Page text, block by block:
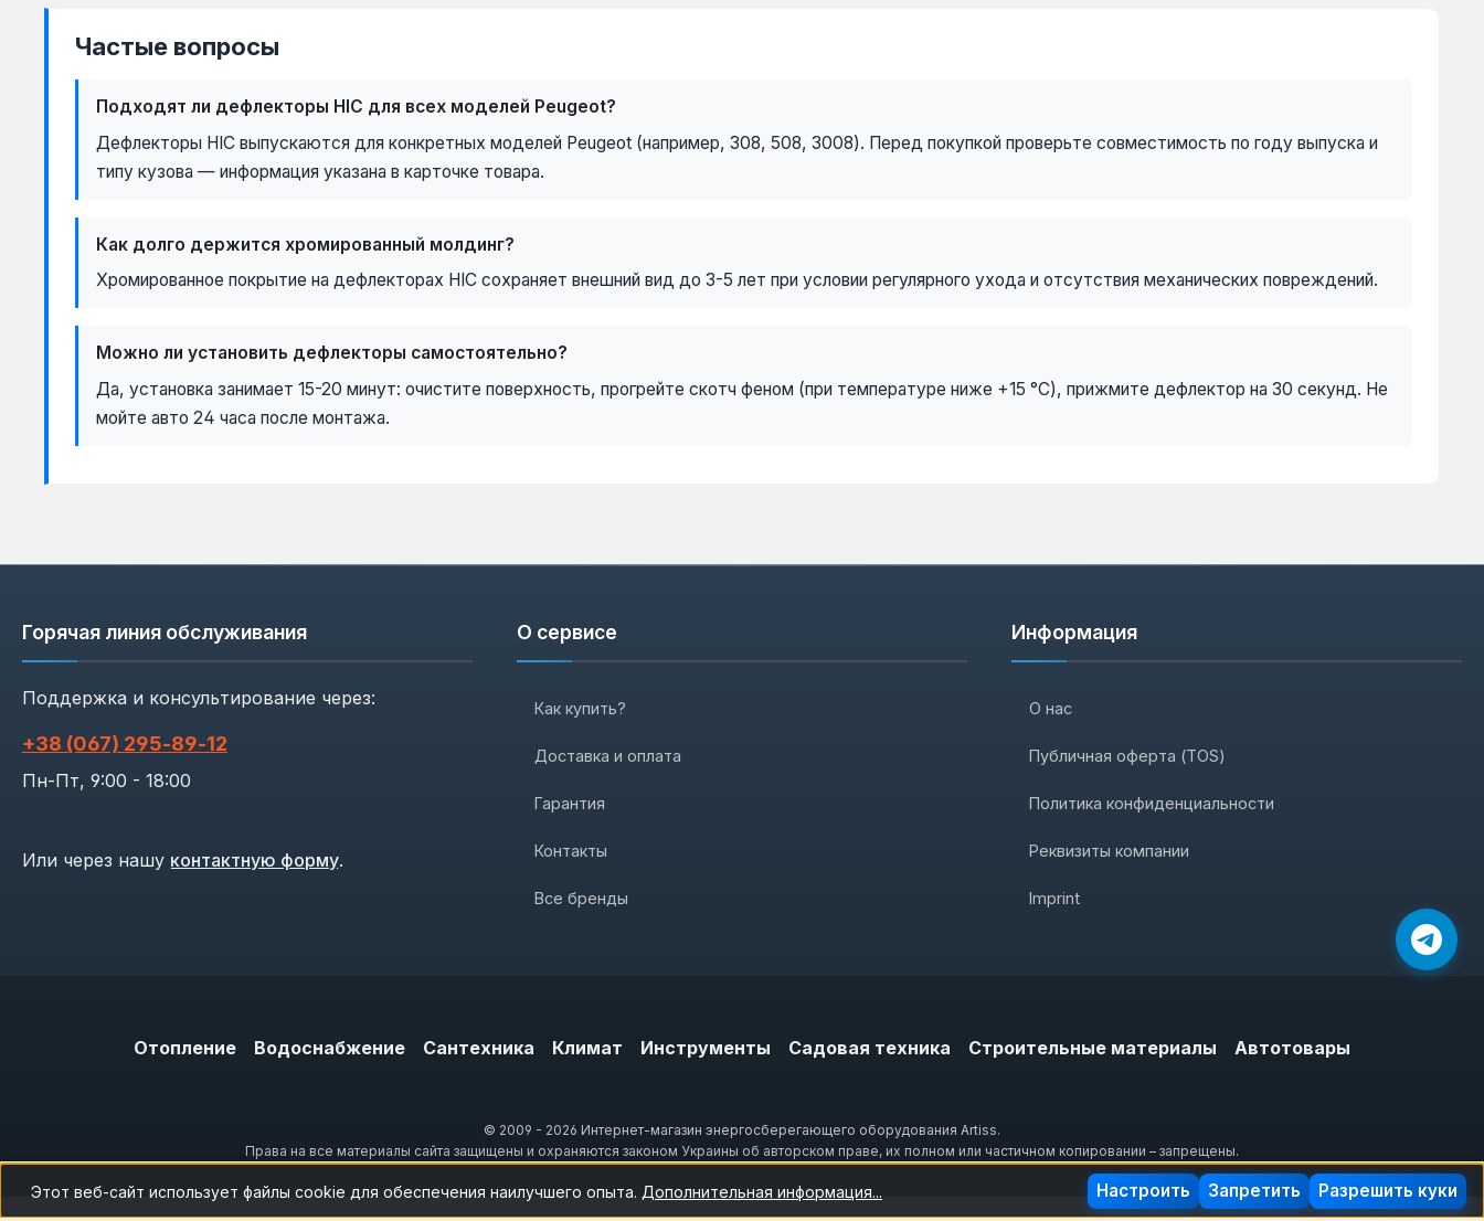
Частые вопросы
Подходят ли дефлекторы HIC для всех моделей Peugeot?
Дефлекторы HIC выпускаются для конкретных моделей Peugeot (например, 308, 508, 3008). Перед покупкой проверьте совместимость по году выпуска и
типу кузова — информация указана в карточке товара.
Как долго держится хромированный молдинг?
Хромированное покрытие на дефлекторах HIC сохраняет внешний вид до 3-5 лет при условии регулярного ухода и отсутствия механических повреждений.
Можно ли установить дефлекторы самостоятельно?
Да, установка занимает 15-20 минут: очистите поверхность, прогрейте скотч феном (при температуре ниже +15 °C), прижмите дефлектор на 30 секунд. Не
мойте авто 24 часа после монтажа.
Горячая линия обслуживания
Поддержка и консультирование через:
+38 (067) 295‑89‑12
Пн-Пт, 9:00 - 18:00
Или через нашу контактную форму.
О сервисе
Как купить?
Доставка и оплата
Гарантия
Контакты
Все бренды
Информация
О нас
Публичная оферта (TOS)
Политика конфиденциальности
Реквизиты компании
Imprint
Отопление Водоснабжение Сантехника Климат Инструменты Садовая техника Строительные материалы Автотовары
© 2009 - 2026 Интернет-магазин энергосберегающего оборудования Artiss.
Права на все материалы сайта защищены и охраняются законом Украины об авторском праве, их полном или частичном копировании – запрещены.
Этот веб-сайт использует файлы cookie для обеспечения наилучшего опыта. Дополнительная информация... Запретить
Настроить Разрешить куки